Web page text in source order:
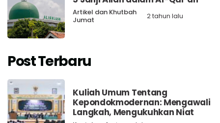
Artikel dan Khutbah
Jumat
2 tahun lalu
Post Terbaru
Kuliah Umum Tentang
Kepondokmodernan: Mengawali
Langkah, Mengukuhkan Niat